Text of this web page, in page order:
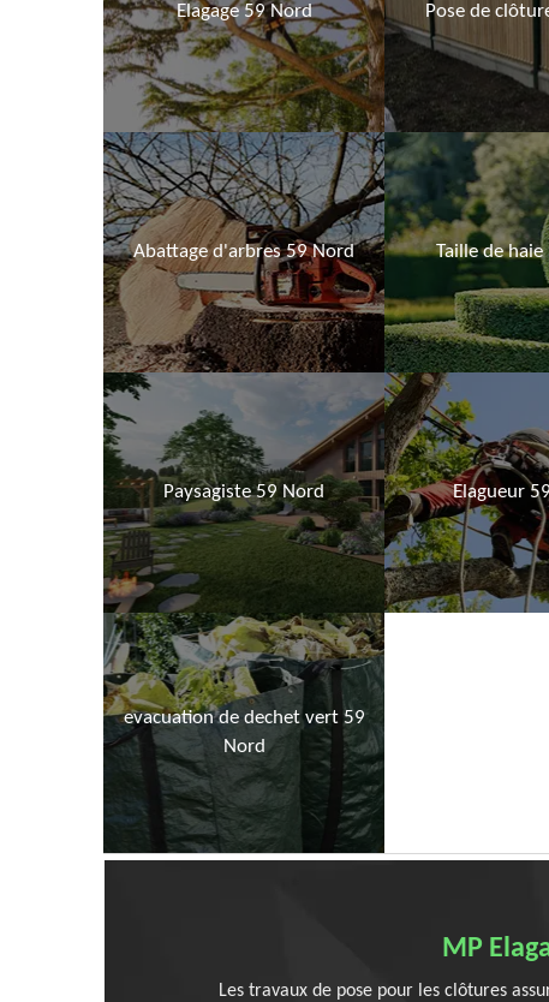
Elagage 59 Nord Pose de
Abattage d'arbres 59 Nord Taille de
Paysagiste 59 Nord Elagueur
evacuation de dechet vert 59
Nord
MP
Les travaux de pose pour les clôtures